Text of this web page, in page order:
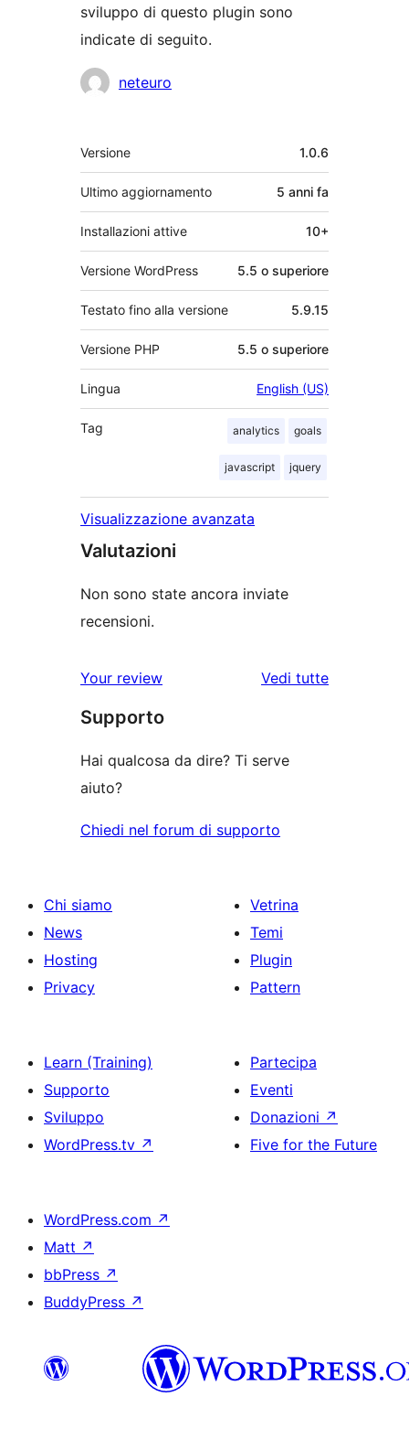
sviluppo di questo plugin sono
indicate di seguito.
Collaboratori
neteuro
Meta
Versione 1.0.6
Ultimo aggiornamento 5 anni fa
Installazioni attive 10+
Versione WordPress 5.5 o superiore
Testato fino alla versione 5.9.15
Versione PHP 5.5 o superiore
Lingua English (US)
Tag analytics goals
javascript jquery
Visualizzazione avanzata
Valutazioni
Non sono state ancora inviate
recensioni.
Your review Vedi tuttele
Supporto
Hai qualcosa da dire? Ti serve
aiuto?
Chiedi nel forum di supporto
Chi siamo
News
Hosting
Privacy
Vetrina
Temi
Plugin
Pattern
Learn (Training)
Supporto
Sviluppo
WordPress.tv ↗
Partecipa
Eventi
Donazioni ↗
Five for the Future
WordPress.com ↗
Matt ↗
bbPress ↗
BuddyPress ↗